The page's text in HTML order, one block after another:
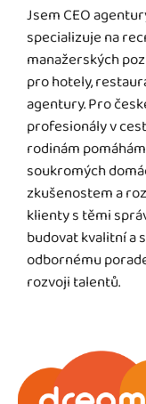
Jsem CEO
specializuje na
manažerských
pro hotely,
agentury. Pro
profesionály v
rodinám
soukromých
zkušenostem a
klienty s těmi
budovat kvalitní a
odbornému
rozvoji talentů.